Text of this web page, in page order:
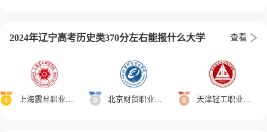
2024年辽宁高考历史类370分左右能报什么大学 查看
上海震旦职业学院 北京财贸职业学院 天津轻工职业技术学院